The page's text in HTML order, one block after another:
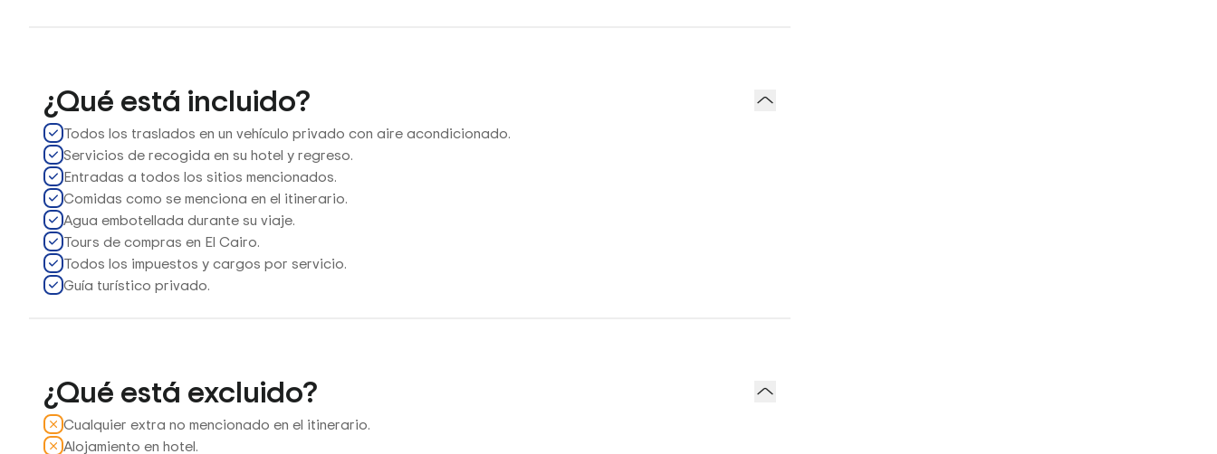
¿Qué está incluido?
Todos los traslados en un vehículo privado con aire acondicionado.
Servicios de recogida en su hotel y regreso.
Entradas a todos los sitios mencionados.
Comidas como se menciona en el itinerario.
Agua embotellada durante su viaje.
Tours de compras en El Cairo.
Todos los impuestos y cargos por servicio.
Guía turístico privado.
¿Qué está excluido?
Cualquier extra no mencionado en el itinerario.
Alojamiento en hotel.